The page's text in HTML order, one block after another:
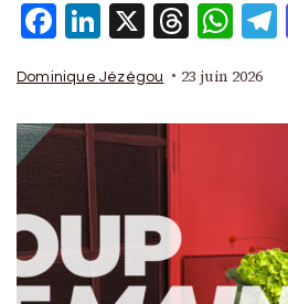
Facebook
LinkedIn
X
Dominique Jézégou 23 juin 2026